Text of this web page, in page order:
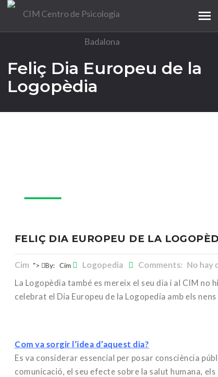
Feliç Dia Europeu de la
Logopèdia
FELIÇ DIA EUROPEU DE LA
Cim "> By: Cim Logopedia
Comments: No hay
La Logopèdia també es mereix el seu dia i al CIM no
celebrat el Dia Europeu de la Logopedia amb els nens
Com va sorgir l’idea d’aquest dia?
Es va considerar essencial per posar consciència
comunicació, el seu efecte sobre la salut humana,